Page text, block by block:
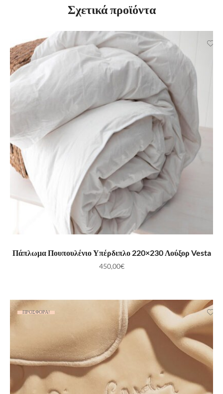
Σχετικά προϊόντα
ΠΡΟΣΘΉΚΗ ΣΤΟ ΚΑΛΆΘΙ
Πάπλωμα Πουπουλένιο Υπέρδιπλο 220×230 Λούξορ Vesta
450,00€
ΠΡΟΣΦΟΡΆ!